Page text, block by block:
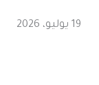
19 يوليو، 2026